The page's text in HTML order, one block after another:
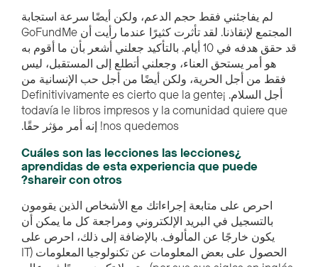
لم يفاجئني فقط حجم الدعم، ولكن أيضًا سرعة استجابة
المجتمع لإنقاذنا. لقد تأثرت كثيرًا عندما رأيت أن GoFundMe
قد حقق هدفه في 10 أيام. بالتأكيد جعلني أشعر بأن ما أقوم به
هو أمر يستحق العناء، وجعلني أتطلع إلى المستقبل، ليس
فقط من أجل الحرية، ولكن أيضًا من أجل حب الإنسانية من
أجل السلام. ¡Definitivivamente es cierto que la gente
todavía le libros impresos y la comunidad quiere que
nos quedemos! إنه أمر مؤثر حقًا.
¿Cuáles son las lecciones las lecciones
aprendidas de esta experiencia que puede
shareir con otros?
احرص على متابعة إجراءاتك مع الأشخاص الذين يقومون
بالتسجيل في البريد الإلكتروني ومراجعة كل ما يمكن أن
يكون خارجًا عن المألوف. بالإضافة إلى ذلك، احرص على
الحصول على بعض المعلومات عن تكنولوجيا المعلومات (IT